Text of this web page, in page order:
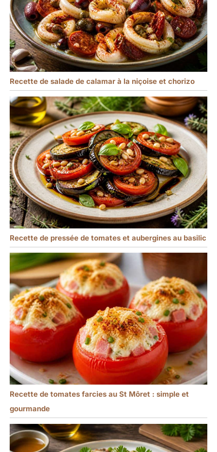
Recette de salade de calamar à la niçoise et chorizo
Recette de pressée de tomates et aubergines au basilic
Recette de tomates farcies au St Môret : simple et
gourmande